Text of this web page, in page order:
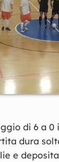
di 6 a
dura
e